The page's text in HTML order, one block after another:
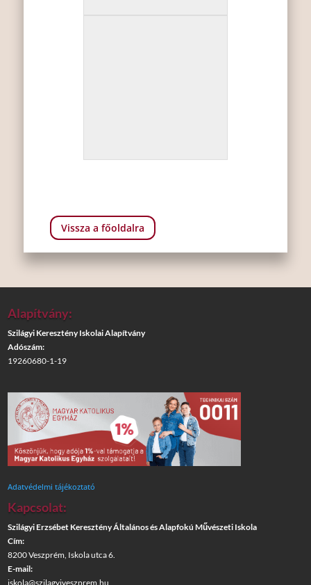
Vissza a főoldalra
Alapítvány:
Szilágyi Keresztény Iskolai Alapítvány
Adószám:
19260680-1-19
Adatvédelmi tájékoztató
Kapcsolat:
Szilágyi Erzsébet Keresztény Általános és Alapfokú Művészeti Iskola
Cím:
8200 Veszprém, Iskola utca 6.
E-mail:
iskola@szilagyiveszprem.hu